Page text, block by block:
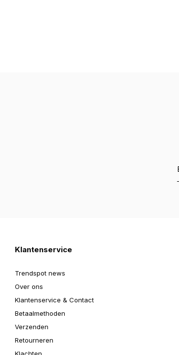
Klantenservice
Trendspot news
Over ons
Klantenservice & Contact
Betaalmethoden
Verzenden
Retourneren
Klachten